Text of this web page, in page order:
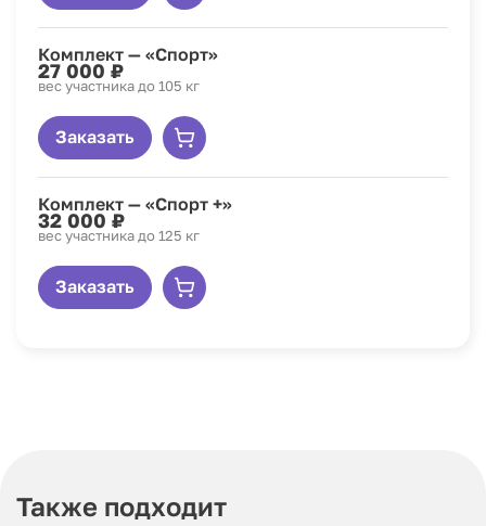
Комплект — «Спорт»
27 000 ₽
вес участника до 105 кг
Заказать
Комплект — «Спорт +»
32 000 ₽
вес участника до 125 кг
Заказать
Также подходит